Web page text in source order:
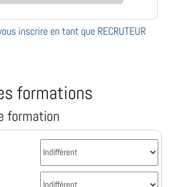
inscrire en tant que RECRUTEUR
formations
formation